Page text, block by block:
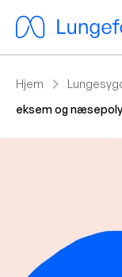
Hjem chevron_right
eksem og